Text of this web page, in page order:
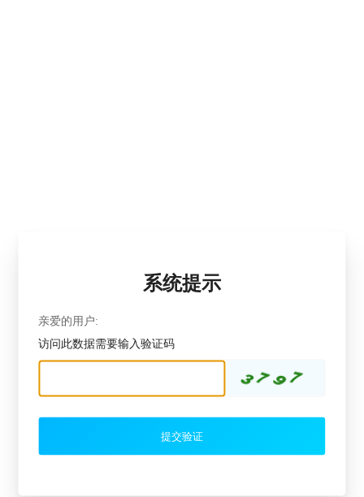
系统提示
亲爱的用户:
访问此数据需要输入验证码